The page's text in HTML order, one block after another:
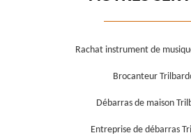
Rachat instrument de
Brocanteur
Débarras de maison
Entreprise de débarras